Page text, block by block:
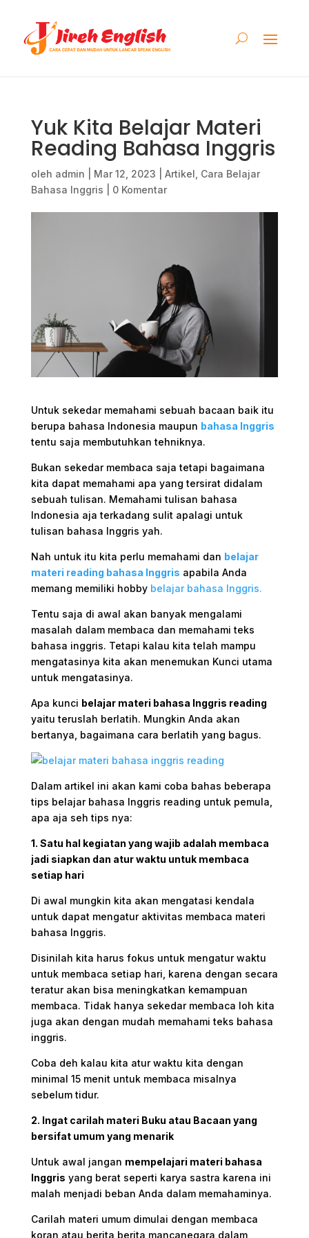
Yuk Kita Belajar Materi
Reading Bahasa Inggris
oleh admin Mar 12, 2023 Artikel Cara Belajar
Bahasa Inggris
0 Komentar
Untuk sekedar memahami sebuah bacaan baik itu
berupa bahasa Indonesia maupun bahasa Inggris
tentu saja membutuhkan tehniknya.
Bukan sekedar membaca saja tetapi bagaimana
kita dapat memahami apa yang tersirat didalam
sebuah tulisan. Memahami tulisan bahasa
Indonesia aja terkadang sulit apalagi untuk
tulisan bahasa Inggris yah.
Nah untuk itu kita perlu memahami dan belajar
materi reading bahasa Inggris apabila Anda
memang memiliki hobby belajar bahasa Inggris.
Tentu saja di awal akan banyak mengalami
masalah dalam membaca dan memahami teks
bahasa inggris. Tetapi kalau kita telah mampu
mengatasinya kita akan menemukan Kunci utama
untuk mengatasinya.
Apa kunci belajar materi bahasa Inggris reading
yaitu teruslah berlatih. Mungkin Anda akan
bertanya, bagaimana cara berlatih yang bagus.
Dalam artikel ini akan kami coba bahas beberapa
tips belajar bahasa Inggris reading untuk pemula,
apa aja seh tips nya:
1. Satu hal kegiatan yang wajib adalah membaca
jadi siapkan dan atur waktu untuk membaca
setiap hari
Di awal mungkin kita akan mengatasi kendala
untuk dapat mengatur aktivitas membaca materi
bahasa Inggris.
Disinilah kita harus fokus untuk mengatur waktu
untuk membaca setiap hari, karena dengan secara
teratur akan bisa meningkatkan kemampuan
membaca. Tidak hanya sekedar membaca loh kita
juga akan dengan mudah memahami teks bahasa
inggris.
Coba deh kalau kita atur waktu kita dengan
minimal 15 menit untuk membaca misalnya
sebelum tidur.
2. Ingat carilah materi Buku atau Bacaan yang
bersifat umum yang menarik
Untuk awal jangan mempelajari materi bahasa
Inggris yang berat seperti karya sastra karena ini
malah menjadi beban Anda dalam memahaminya.
Carilah materi umum dimulai dengan membaca
koran atau berita berita mancanegara dalam